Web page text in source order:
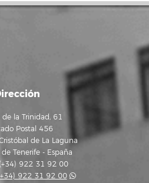
la Trinidad, 61
Postal 456
de La Laguna
Tenerife - España
922 31 92 00
922 31 92 00